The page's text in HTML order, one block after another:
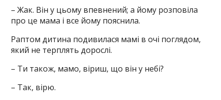
– Жак. Він у цьому впевнений; а йому розповіла
про це мама і все йому пояснила.
Раптом дитина подивилася мамі в очі поглядом,
який не терплять дорослі.
– Ти також, мамо, віриш, що він у небі?
– Так, вірю.